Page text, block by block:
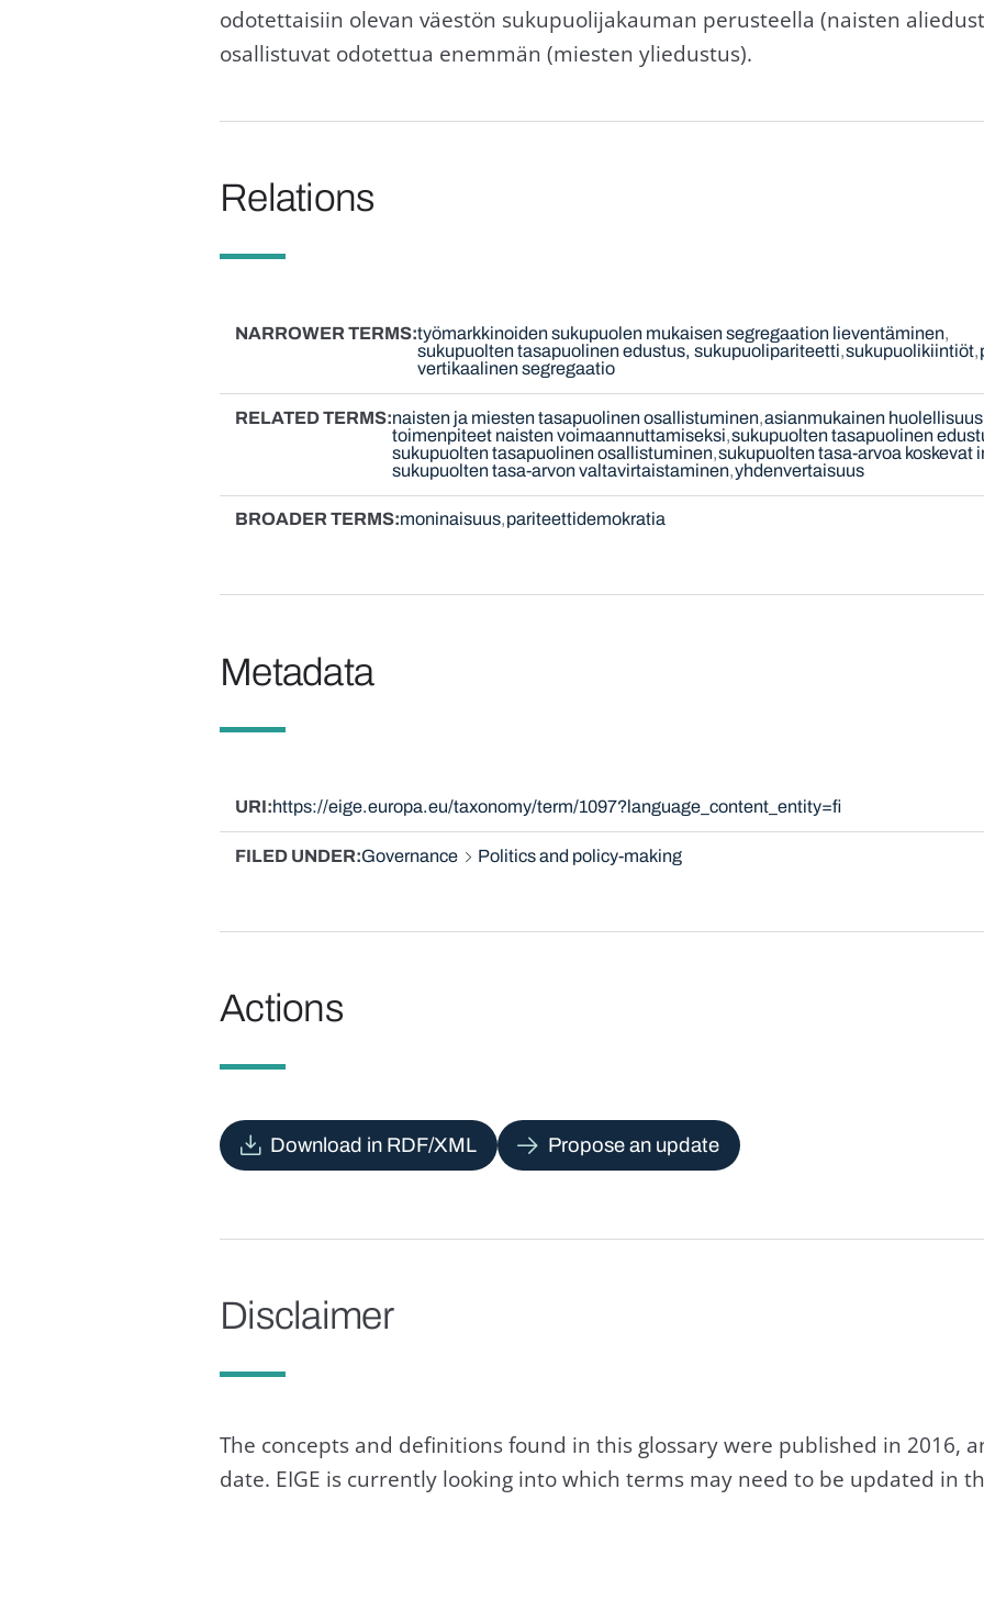
odotettaisiin olevan väestön sukupuolijakauman perusteella (naisten
osallistuvat odotettua enemmän (miesten yliedustus).
Relations
NARROWER TERMS työmarkkinoiden sukupuolen mukaisen segregaation lieventäminen
sukupuolten tasapuolinen edustus, sukupuolipariteetti sukupuolikiintiöt
vertikaalinen segregaatio
RELATED TERMS naisten ja miesten tasapuolinen osallistuminen asianmukainen huolellisuus
toimenpiteet naisten voimaannuttamiseksi sukupuolten tasapuolinen
sukupuolten tasapuolinen osallistuminen sukupuolten tasa-arvoa
sukupuolten tasa-arvon valtavirtaistaminen yhdenvertaisuus
BROADER TERMS moninaisuus pariteettidemokratia
Metadata
URI https://eige.europa.eu/taxonomy/term/1097?language_content_entity=fi
FILED UNDER Governance Politics and policy-making
Actions
Download in RDF/XML Propose an update
Disclaimer
The concepts and definitions found in this glossary were published in 2016,
date. EIGE is currently looking into which terms may need to be updated in